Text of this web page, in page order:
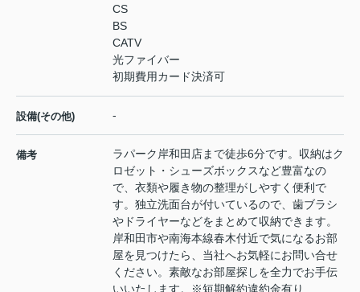
CS
BS
CATV
光ファイバー
初期費用カード決済可
設備(その他) -
備考
ラパーク岸和田店まで徒歩6分です。収納はク
ロゼット・シューズボックスなど豊富なの
で、衣類や履き物の整理がしやすく便利で
す。独立洗面台が付いているので、歯ブラシ
やドライヤーなどをまとめて収納できます。
岸和田市や南海本線春木付近で気になるお部
屋を見つけたら、当社へお気軽にお問い合せ
ください。素敵なお部屋探しを全力でお手伝
いいたします。※短期解約違約金有り